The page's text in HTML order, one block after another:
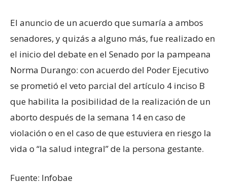
El anuncio de un acuerdo que sumaría a ambos
senadores, y quizás a alguno más, fue realizado en
el inicio del debate en el Senado por la pampeana
Norma Durango: con acuerdo del Poder Ejecutivo
se prometió el veto parcial del artículo 4 inciso B
que habilita la posibilidad de la realización de un
aborto después de la semana 14 en caso de
violación o en el caso de que estuviera en riesgo la
vida o “la salud integral” de la persona gestante.
Fuente: Infobae